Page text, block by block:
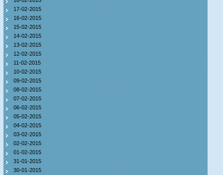
17-02-2015
16-02-2015
15-02-2015
14-02-2015
13-02-2015
12-02-2015
11-02-2015
10-02-2015
09-02-2015
08-02-2015
07-02-2015
06-02-2015
05-02-2015
04-02-2015
03-02-2015
02-02-2015
01-02-2015
31-01-2015
30-01-2015